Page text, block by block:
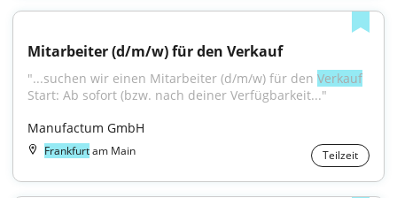
Mitarbeiter (d/m/w) für den Verkauf
"...suchen wir einen Mitarbeiter (d/m/w) für den Verkauf
Start: Ab sofort (bzw. nach deiner Verfügbarkeit..."
Manufactum GmbH
Frankfurtam Main Teilzeit